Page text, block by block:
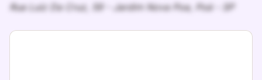
Rua Luiz Da Cruz, 59 - Jardim Nova Poa, Poá - SP